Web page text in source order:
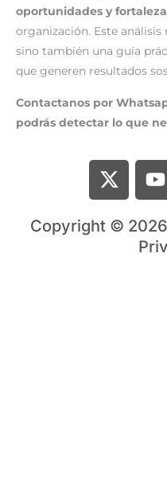
oportunidades y
organización. Este
sino también una guía
que generen resultados
Contactanos por
podrás detectar lo que
Copyright ©